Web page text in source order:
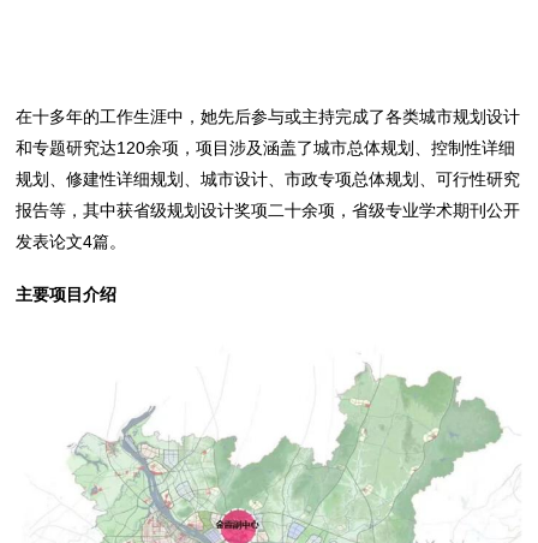
在十多年的工作生涯中，她先后参与或主持完成了各类城市规划设计
和专题研究达120余项，项目涉及涵盖了城市总体规划、控制性详细
规划、修建性详细规划、城市设计、市政专项总体规划、可行性研究
报告等，其中获省级规划设计奖项二十余项，省级专业学术期刊公开
发表论文4篇。
主要项目介绍